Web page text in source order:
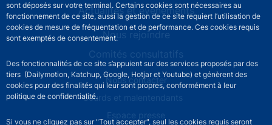
sont déposés sur votre terminal. Certains cookies sont nécessaires au
fonctionnement de ce site, aussi la gestion de ce site requiert l’utilisation de
cookies de mesure de fréquentation et de performance. Ces cookies requis
sont exemptés de consentement.
Des fonctionnalités de ce site s’appuient sur des services proposés par des
tiers (Dailymotion, Katchup, Google, Hotjar et Youtube) et génèrent des
cookies pour des finalités qui leur sont propres, conformément à leur
politique de confidentialité.
Si vous ne cliquez pas sur "Tout accepter", seul les cookies requis seront
Actualités et événements
Nous rejoindre
Comités consultatifs
Footer secondary menuNous contacter
Sourds et malentendants
Espace presse